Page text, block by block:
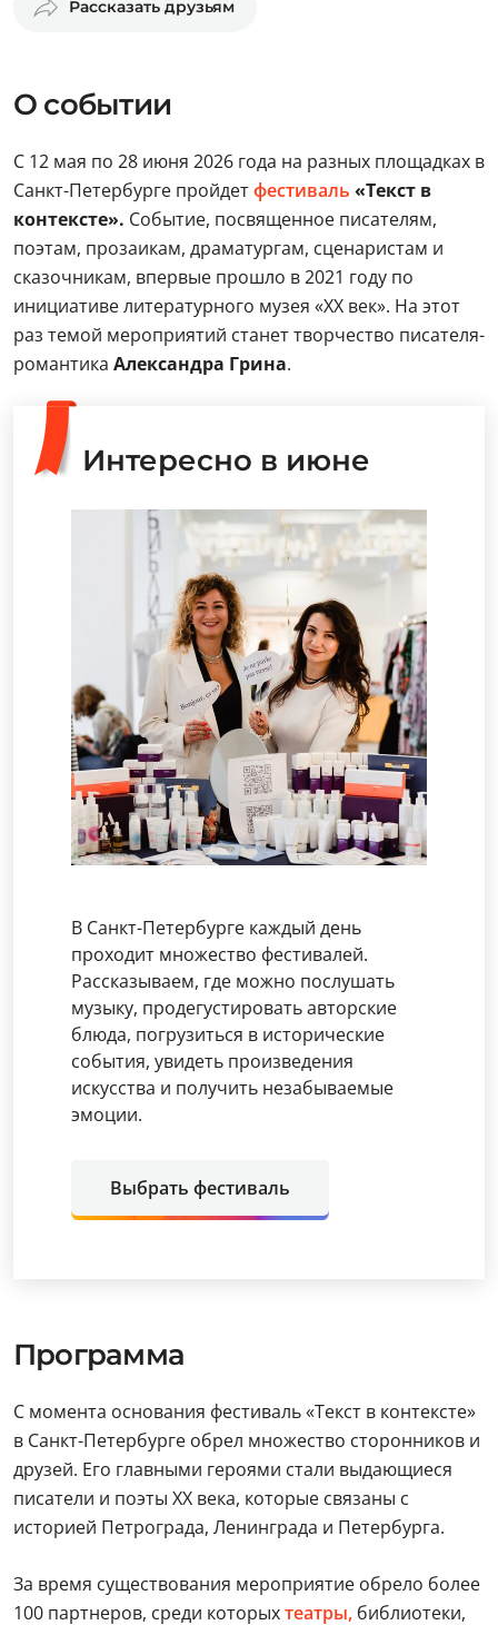
Рассказать друзьям
О событии
С 12 мая по 28 июня 2026 года на разных площадках в
Санкт-Петербурге пройдетфестиваль «Текст в
контексте». Событие, посвященное писателям,
поэтам, прозаикам, драматургам, сценаристам и
сказочникам, впервые прошло в 2021 году по
инициативе литературного музея «ХХ век». На этот
раз темой мероприятий станет творчество писателя-
романтика Александра Грина.
Интересно в июне
В Санкт-Петербурге каждый день
проходит множество фестивалей.
Рассказываем, где можно послушать
музыку, продегустировать авторские
блюда, погрузиться в исторические
события, увидеть произведения
искусства и получить незабываемые
эмоции.
Выбрать фестиваль
Программа
С момента основания фестиваль «Текст в контексте»
в Санкт-Петербурге обрел множество сторонников и
друзей. Его главными героями стали выдающиеся
писатели и поэты XX века, которые связаны с
историей Петрограда, Ленинграда и Петербурга.
За время существования мероприятие обрело более
100 партнеров, среди которыхтеатры, библиотеки,